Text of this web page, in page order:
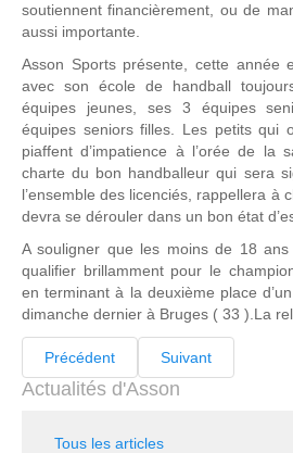
soutiennent financièrement, ou de
aussi importante.
Asson Sports présente, cette année
avec son école de handball
équipes jeunes, ses 3 équipes
équipes seniors filles. Les petits qui
piaffent d’impatience à l’orée de la
charte du bon handballeur qui sera
l’ensemble des licenciés, rappellera à
devra se dérouler dans un bon état
A souligner que les moins de 18
qualifier brillamment pour le
en terminant à la deuxième place
dimanche dernier à Bruges ( 33 ).La
Précédent Suivant
Actualités d'Asson
Tous les articles